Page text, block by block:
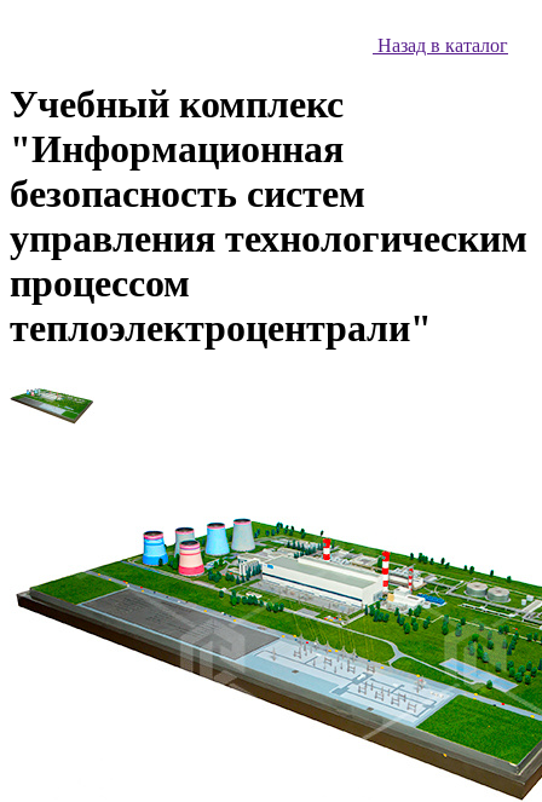
Назад в каталог
Учебный комплекс
"Информационная
безопасность систем
управления технологическим
процессом
теплоэлектроцентрали"